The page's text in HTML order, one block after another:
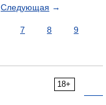
Следующая →
7 8
9
18+